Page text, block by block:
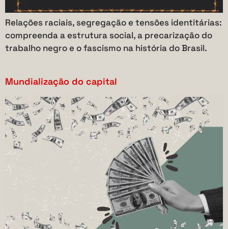
Relações raciais, segregação e tensões identitárias:
compreenda a estrutura social, a precarização do
trabalho negro e o fascismo na história do Brasil.
Mundialização do capital